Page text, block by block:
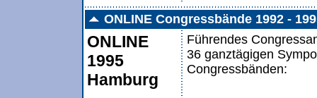
ONLINE Congressbände 1992 -
ONLINE
1995
Hamburg
Führendes
36 ganztägigen
Congressbänden: